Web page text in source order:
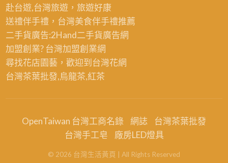
赴台遊,台灣旅遊，旅遊好康
送禮伴手禮，台灣美食伴手禮推薦
二手貨廣告:2Hand二手貨廣告網
加盟創業? 台灣加盟創業網
尋找花店園藝，歡迎到 台灣花網
台灣茶葉批發,烏龍茶,紅茶
OpenTaiwan 台灣工商名錄 網誌
台灣茶葉批發
台灣手工皂
廠房LED燈具
© 2026 台灣生活黃頁 | All Rights Reserved